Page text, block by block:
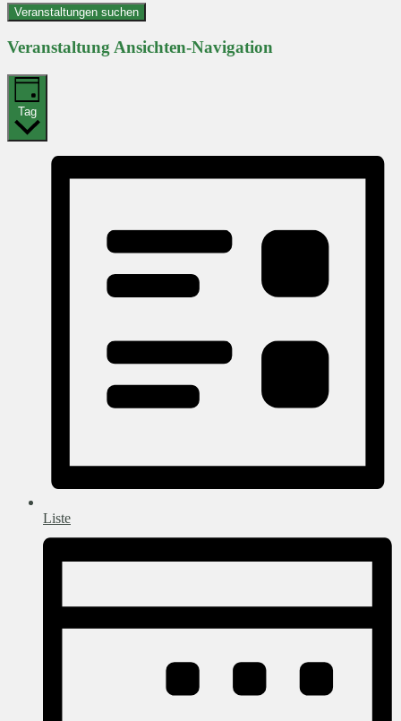
Veranstaltungen suchen
Veranstaltung Ansichten-Navigation
Tag
Liste